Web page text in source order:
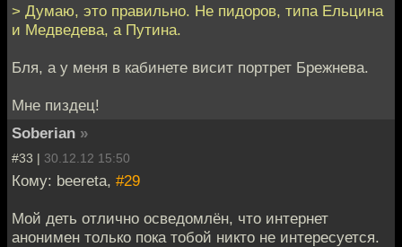
> Думаю, это правильно. Не пидоров, типа Ельцина
и Медведева, а Путина.
Бля, а у меня в кабинете висит портрет Брежнева.
Мне пиздец!
Soberian »
#33 | 30.12.12 15:50
Кому: beereta, #29
Мой деть отлично осведомлён, что интернет
анонимен только пока тобой никто не интересуется.